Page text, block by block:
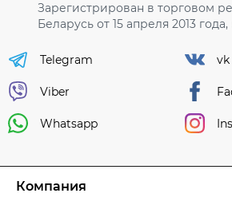
Зарегистрирован в торговом
Беларусь от 15 апреля 2013
Telegram
Viber
Whatsapp
vk
Компания